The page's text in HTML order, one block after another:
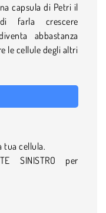
capsula di Petri il
farla crescere
abbastanza
le cellule degli altri
tua cellula.
SINISTRO per